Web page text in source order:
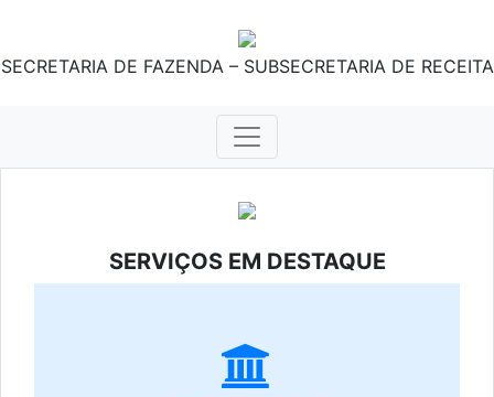
SECRETARIA DE FAZENDA – SUBSECRETARIA DE RECEITA
SERVIÇOS EM DESTAQUE